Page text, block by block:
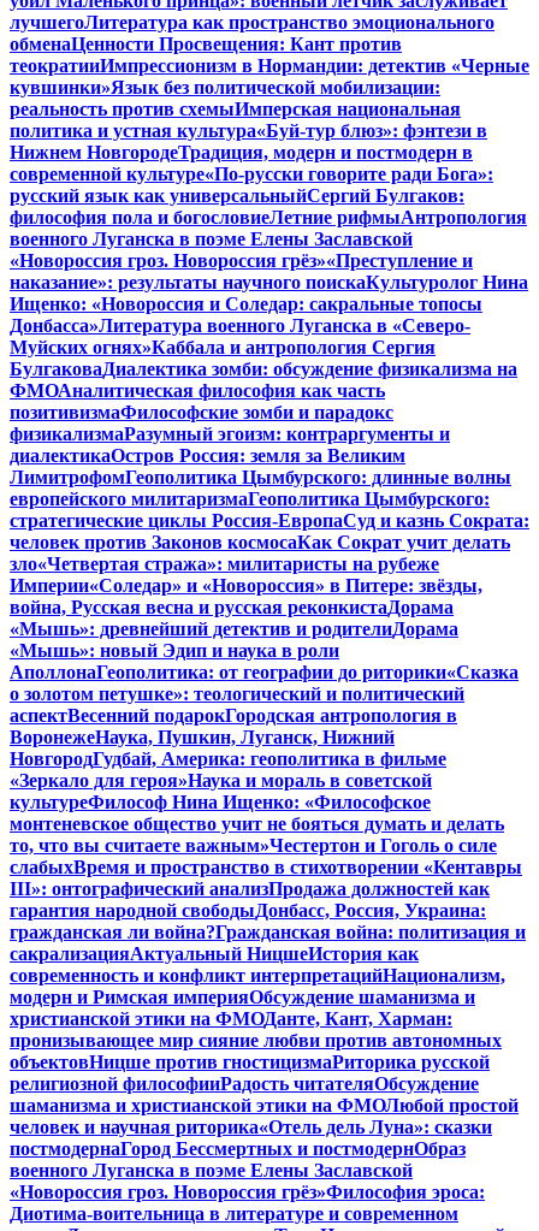
лучшегоЛитература как пространство эмоционального
обменаЦенности Просвещения: Кант против
теократииИмпрессионизм в Нормандии: детектив «Черные
кувшинки»Язык без политической мобилизации:
реальность против схемыИмперская национальная
политика и устная культура«Буй-тур блюз»: фэнтези в
Нижнем НовгородеТрадиция, модерн и постмодерн в
современной культуре«По-русски говорите ради Бога»:
русский язык как универсальныйСергий Булгаков:
философия пола и богословиеЛетние рифмыАнтропология
военного Луганска в поэме Елены Заславской
«Новороссия гроз. Новороссия грёз»«Преступление и
наказание»: результаты научного поискаКультуролог Нина
Ищенко: «Новороссия и Соледар: сакральные топосы
Донбасса»Литература военного Луганска в «Северо-
Муйских огнях»Каббала и антропология Сергия
БулгаковаДиалектика зомби: обсуждение физикализма на
ФМОАналитическая философия как часть
позитивизмаФилософские зомби и парадокс
физикализмаРазумный эгоизм: контраргументы и
диалектикаОстров Россия: земля за Великим
ЛимитрофомГеополитика Цымбурского: длинные волны
европейского милитаризмаГеополитика Цымбурского:
стратегические циклы Россия-ЕвропаСуд и казнь Сократа:
человек против Законов космосаКак Сократ учит делать
зло«Четвертая стража»: милитаристы на рубеже
Империи«Соледар» и «Новороссия» в Питере: звёзды,
война, Русская весна и русская реконкистаДорама
«Мышь»: древнейший детектив и родителиДорама
«Мышь»: новый Эдип и наука в роли
АполлонаГеополитика: от географии до риторики«Сказка
о золотом петушке»: теологический и политический
аспектВесенний подарокГородская антропология в
ВоронежеНаука, Пушкин, Луганск, Нижний
НовгородГудбай, Америка: геополитика в фильме
«Зеркало для героя»Наука и мораль в советской
культуреФилософ Нина Ищенко: «Философское
монтеневское общество учит не бояться думать и делать
то, что вы считаете важным»Честертон и Гоголь о силе
слабыхВремя и пространство в стихотворении «Кентавры
III»: онтографический анализПродажа должностей как
гарантия народной свободыДонбасс, Россия, Украина:
гражданская ли война?Гражданская война: политизация и
сакрализацияАктуальный НицшеИстория как
современность и конфликт интерпретацийНационализм,
модерн и Римская империяОбсуждение шаманизма и
христианской этики на ФМОДанте, Кант, Харман:
пронизывающее мир сияние любви против автономных
объектовНицше против гностицизмаРиторика русской
религиозной философииРадость читателяОбсуждение
шаманизма и христианской этики на ФМОЛюбой простой
человек и научная риторика«Отель дель Луна»: сказки
постмодернаГород Бессмертных и постмодернОбраз
военного Луганска в поэме Елены Заславской
«Новороссия гроз. Новороссия грёз»Философия эроса:
Диотима-воительница в литературе и современном